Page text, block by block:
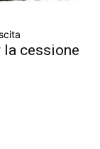
cessione